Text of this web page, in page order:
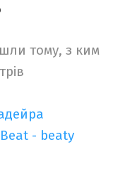
тому, з ким
- beaty